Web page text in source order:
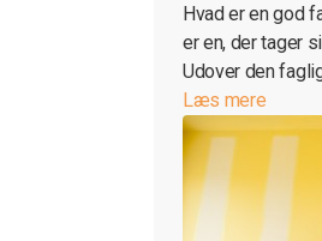
Hvad er en god
er en, der tager
Udover den
Læs mere